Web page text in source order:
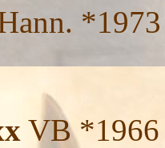
*1973
VB *1966